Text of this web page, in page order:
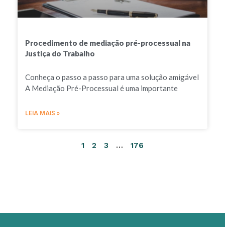
Procedimento de mediação pré-processual na
Justiça do Trabalho
Conheça o passo a passo para uma solução amigável
A Mediação Pré-Processual é uma importante
LEIA MAIS »
1 2 3 … 176